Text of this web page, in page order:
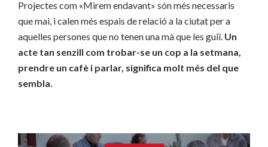
Projectes com «Mirem endavant» són més necessaris
que mai, i calen més espais de relació a la ciutat per a
aquelles persones que no tenen una mà que les guiï. Un
acte tan senzill com trobar-se un cop a la setmana,
prendre un cafè i parlar, significa molt més del que
sembla.